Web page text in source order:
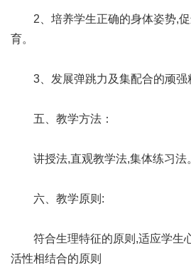
2、培养学生正确的身体姿势,促
育。
3、发展弹跳力及集配合的顽强
五、教学方法：
讲授法,直观教学法,集体练习法
六、教学原则:
符合生理特征的原则,适应学生
活性相结合的原则